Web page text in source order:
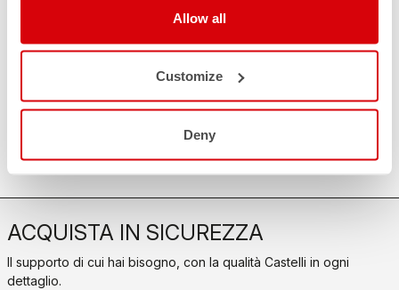
Allow all
Customize
Deny
entro 30 giorni dalla data di consegna
Scopri le modalità di reso
quizHai altre domande?
Nessun problema, abbiamo tutte le risposte!
ACQUISTA IN SICUREZZA
Il supporto di cui hai bisogno, con la qualità Castelli in ogni
dettaglio.